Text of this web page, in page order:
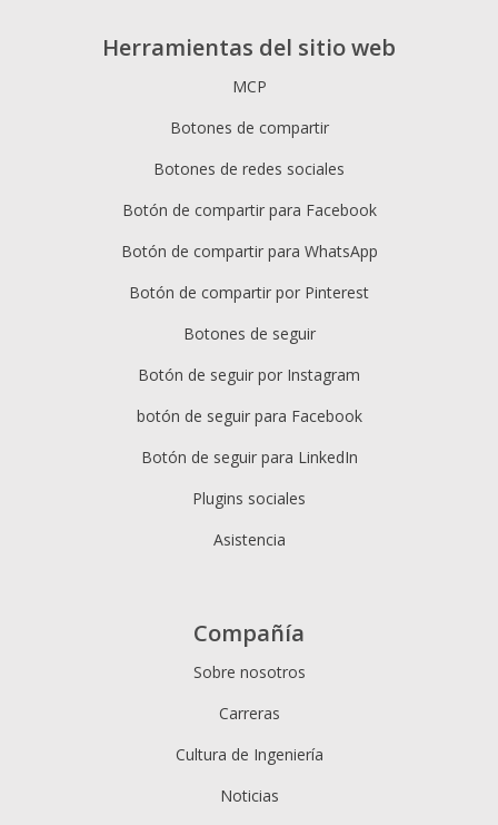
Herramientas del sitio web
MCP
Botones de compartir
Botones de redes sociales
Botón de compartir para Facebook
Botón de compartir para WhatsApp
Botón de compartir por Pinterest
Botones de seguir
Botón de seguir por Instagram
botón de seguir para Facebook
Botón de seguir para LinkedIn
Plugins sociales
Asistencia
Compañía
Sobre nosotros
Carreras
Cultura de Ingeniería
Noticias